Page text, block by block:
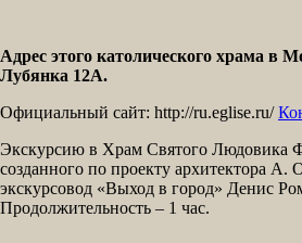
Адрес этого католического храма в
Лубянка 12A.
Официальный сайт: http://ru.eglise.ru/
Экскурсию в Храм Святого Людовика
созданного по проекту архитектора
экскурсовод «Выход в город» Денис
Продолжительность – 1 час.